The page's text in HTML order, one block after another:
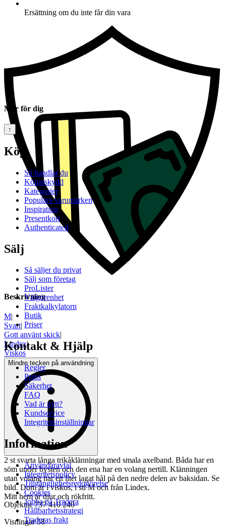
Ersättning om du inte får din vara
Beskrivning
M|
Svart|
Gott använt skick|
Lindex|
Viskos
Mindre tecken på användning
2 st svarta långa trikåklänningar med smala axelband. Båda har en
söm under bysten och den ena har en volang nertill. Klänningen
utan volang har ett litet lagat hål på den nedre delen av baksidan. Se
bild. Dom är i viskos, i stl M och från Lindex.
Mitt hem är djur och rökfritt.
Objektnr 737 410 240
Visningar 58
Mer för dig
↑
Köp
Så handlar du
Köparskydd
Kategorier
Populära varumärken
Inspiration
Presentkort
Authenticated
Sälj
Så säljer du privat
Sälj som företag
ProLister
Välgörenhet
Fraktkalkylatorn
Butik
Priser
Kontakt & Hjälp
Regler
Press
Säkerhet
FAQ
Vad är nytt?
Kundservice
Integritetsinställningar
Information
Användaravtal
Integritetspolicy
Tillgänglighetsredogörelse
Cookies
Jobba på Tradera
Hållbarhetsstrategi
Traderas frakt